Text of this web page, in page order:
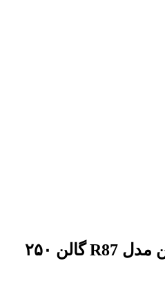
آنتی اسکالانت روبیکن مدل R87 گالن ۲۵۰